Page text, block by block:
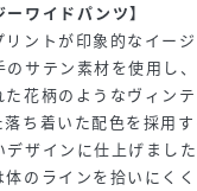
ワイドパンツ】
ントが印象的なイージ
サテン素材を使用し
花柄のようなヴィン
ち着いた配色を採用
ザインに仕上げまし
のラインを拾いにく